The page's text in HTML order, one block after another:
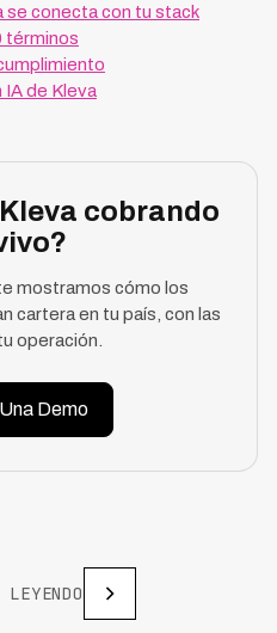
se conecta con tu stack
términos
IA de Kleva
cobrando
mostramos cómo los
cartera en tu país, con las
operación.
Demo